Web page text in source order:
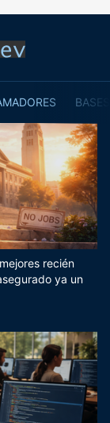
recién
ya un